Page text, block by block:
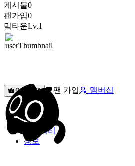
게시물0
팬가입0
밐타운Lv.1
원픽선택 팬 가입 멤버십
밐타운
피드
커뮤니티
정보